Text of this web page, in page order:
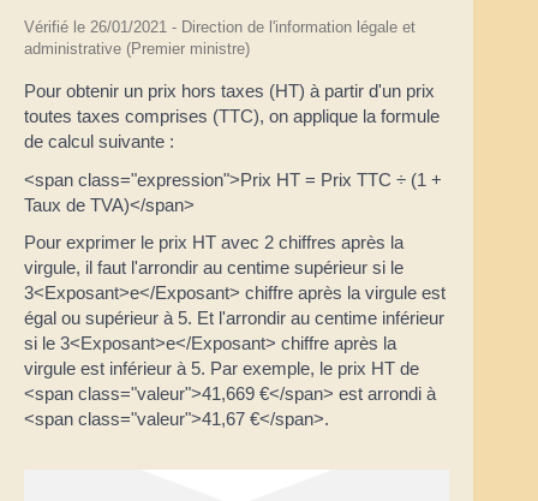
Vérifié le 26/01/2021 - Direction de l'information légale et
administrative (Premier ministre)
Pour obtenir un prix hors taxes (HT) à partir d'un prix
toutes taxes comprises (TTC), on applique la formule
de calcul suivante :
<span class="expression">Prix HT = Prix TTC ÷ (1 +
Taux de TVA)</span>
Pour exprimer le prix HT avec 2 chiffres après la
virgule, il faut l'arrondir au centime supérieur si le
3<Exposant>e</Exposant> chiffre après la virgule est
égal ou supérieur à 5. Et l'arrondir au centime inférieur
si le 3<Exposant>e</Exposant> chiffre après la
virgule est inférieur à 5. Par exemple, le prix HT de
<span class="valeur">41,669 €</span> est arrondi à
<span class="valeur">41,67 €</span>.